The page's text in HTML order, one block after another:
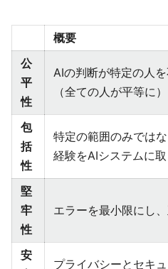
概要
公
平
性
AIの判断が特定の人
（全ての人が平等に）
包
括
性
特定の範囲のみでは
経験をAIシステムに
堅
牢
性
エラーを最小限にし
安
プライバシーとセキ